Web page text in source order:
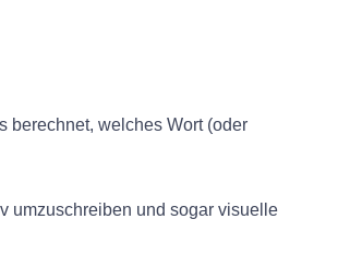
berechnet, welches Wort (oder
umzuschreiben und sogar visuelle